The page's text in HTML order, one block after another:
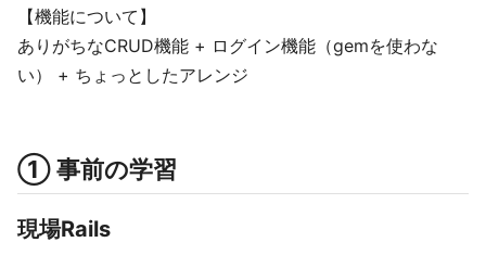
【機能について】
ありがちなCRUD機能 + ログイン機能（gemを使わな
い） + ちょっとしたアレンジ
① 事前の学習
現場Rails